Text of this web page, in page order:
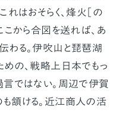
れはおそらく、烽火［の
こから合図を送れば、あ
わる。伊吹山と琵琶湖
めの、戦略上日本でもっ
言ではない。周辺で伊賀
頷ける。近江商人の活